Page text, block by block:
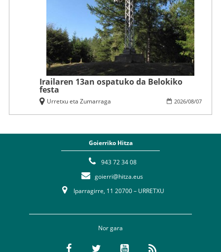
Irailaren 13an ospatuko da Belokiko
festa
2026/08/07
Urretxu eta Zumarraga
Goierriko Hitza
943 72 34 08
goierri@hitza.eus
Iparragirre, 11 20700 – URRETXU
Nor gara